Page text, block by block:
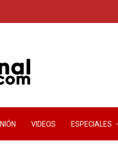
VIDEOS ESPECIALES